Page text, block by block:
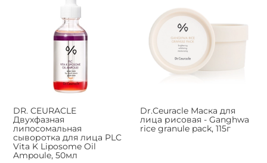
DR. CEURACLE
Двухфазная
липосомальная
сыворотка для лица PLC
Vita K Liposome Oil
Ampoule, 50мл
Dr.Ceuracle Маска для
лица рисовая - Ganghwa
rice granule pack, 115г